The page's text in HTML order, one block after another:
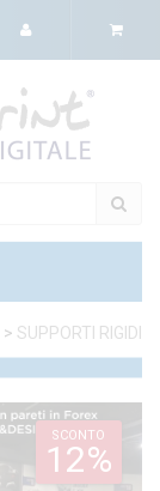
> SUPPORTI RIGIDI
SCONTO
12%